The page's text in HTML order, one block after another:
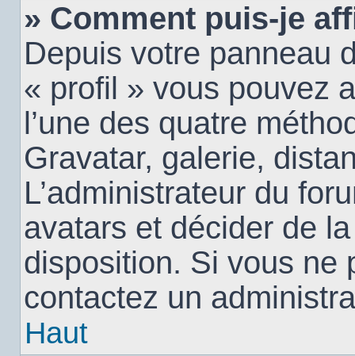
» Comment puis-je
Depuis votre panneau
« profil » vous pouvez
l’une des quatre
Gravatar, galerie,
L’administrateur du
avatars et décider de
disposition. Si vous ne
contactez un
Haut